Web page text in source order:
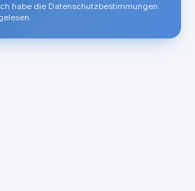
habe die Datenschutzbestimmungen